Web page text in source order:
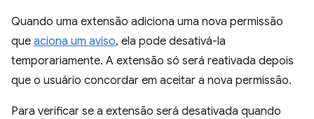
Quando uma extensão adiciona uma nova permissão
que aciona um aviso, ela pode desativá-la
temporariamente. A extensão só será reativada depois
que o usuário concordar em aceitar a nova permissão.
Para verificar se a extensão será desativada quando